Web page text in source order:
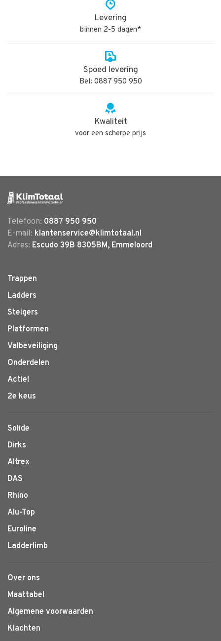
Levering
binnen 2-5 dagen*
Spoed levering
Bel: 0887 950 950
Kwaliteit
voor een scherpe prijs
Telefoon: 0887 950 950
E-mail: klantenservice@klimtotaal.nl
Adres: Escudo 39B 8305BM, Emmeloord
Trappen
Ladders
Steigers
Platformen
Valbeveiliging
Onderdelen
Actie!
2e keus
Solide
Dirks
Altrex
DAS
Rhino
Alu-Top
Euroline
Ladderlimb
Over ons
Maattabel
Algemene voorwaarden
Klachten